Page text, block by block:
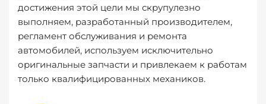
достижения этой цели мы скрупулезно
выполняем, разработанный производителем,
регламент обслуживания и ремонта
автомобилей, используем исключительно
оригинальные запчасти и привлекаем к работам
только квалифицированных механиков.